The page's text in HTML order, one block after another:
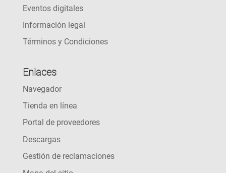
Eventos digitales
Información legal
Términos y Condiciones
Enlaces
Navegador
Tienda en línea
Portal de proveedores
Descargas
Gestión de reclamaciones